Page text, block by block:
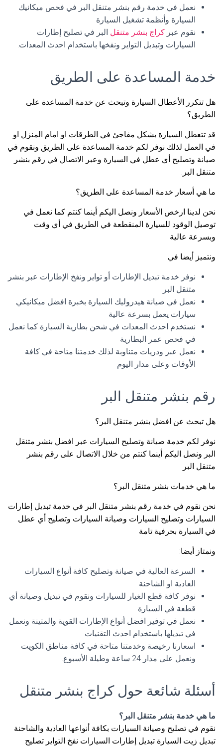
نعمل في خدمة رقم بنشر متنقل البر في فحص ميكانيك
السيارة وأنظمة تشغيل السيارة
نقوم عبر كراج بنشر متنقل البر في تصليح إطارات
السيارات وتبديل التواير ونفخها باستخدام احدث المعدات.
خدمة المساعدة على الطريق
هل تتكرر الأعطال السيارة وتبحث عن خدمة المساعدة على
الطريق؟
قد تتعطل السيارة بشكل مفاجئ في الطرقات او امام المنزل او
في العمل لذلك نوفر لكم خدمة المساعدة على الطريق ونقوم في
صيانة وتصليح أي عطل في السيارة وعبر الاتصال في رقم بنشر
متنقل البر.
ما هي أسعار خدمة المساعدة على الطريق؟
نحن لدينا ارخص الأسعار ونصل اليكم أينما كنتم كما نعمل في
توصيل الوقود للسيارة المنقطعة في الطريق في أي وقت
وبسرعة عالية
ونتميز أيضا في:
نوفر خدمة تبديل الإطارات أو تواير ونفخ الإطارات عبر بنشر
متنقل البر
نعمل في صيانة هيدروليك السيارة بخبرة افضل ميكانيكي
سيارات يعمل بسرعة عالية
نستخدم احدث المعدات في شحن بطارية السيارة كما نعمل
في فحص عمر البطارية
نعمل عبر ودريات متناوبة لذلك خدمتنا متاحة في كافة
الأوقات وعلى مدار اليوم
رقم بنشر متنقل البر
هل تبحث عن افضل بنشر متنقل البر؟
نوفر لكم خدمة صيانة وتصليح السيارات عبر افضل بنشر متنقل
البر ونصل اليكم أينما كنتم من خلال الاتصال على رقم بنشر
متنقل البر
ما هي خدمات بنشر متنقل البر؟
نحن نقوم في خدمة رقم بنشر متنقل البر في خدمة تبديل إطارات
السيارات وتصليح السيارات وصيانة السيارات وتصليح أي عطل
في السيارة بحرفية تامة
ونمتاز أيضا:
السرعة العالية في صيانة وتصليح كافة أنواع السيارات
العادية او الشاحنة
نوفر كافة قطع الغيار للسيارات ونقوم في تبديل وصيانة أي
قطعة في السيارة
نعمل في توفير افضل أنواع الإطارات القوية والمتينة ونعمل
في تبديلها باستخدام احدث التقنيات
اسعارنا رخيصة وخدمتنا متاحة في كافة مناطق الكويت
ونعمل على مدار 24 ساعة وطيلة الأسبوع.
أسئلة شائعة حول كراج بنشر متنقل
ما هي خدمة بنشر متنقل البر؟
نقوم في تصليح وصيانة السيارات بكافة أنواعها العادية والشاحنة
تبديل زيت السيارة تبديل إطارات السيارات نفخ التواير تصليح